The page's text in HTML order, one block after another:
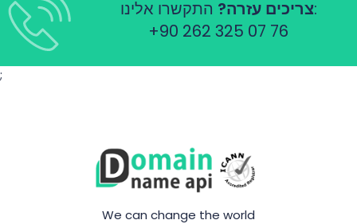
צריכים עזרה?התקשרו אלינו:
+90 262 325 07 76
;
We can change the world